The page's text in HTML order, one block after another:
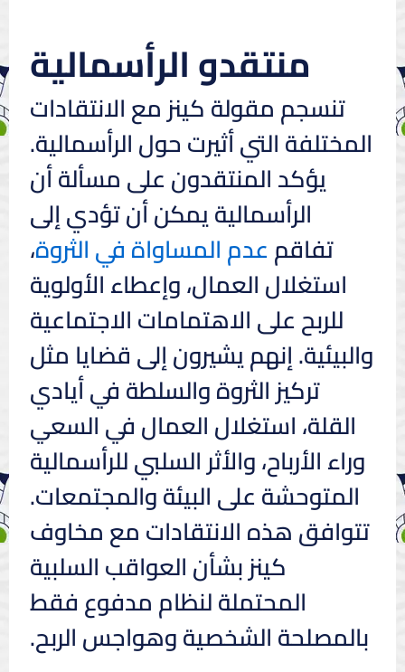
منتقدو الرأسمالية
تنسجم مقولة كينز مع الانتقادات
المختلفة التي أثيرت حول الرأسمالية.
يؤكد المنتقدون على مسألة أن
الرأسمالية يمكن أن تؤدي إلى
تفاقمعدم المساواة في الثروة،
استغلال العمال، وإعطاء الأولوية
للربح على الاهتمامات الاجتماعية
والبيئية. إنهم يشيرون إلى قضايا مثل
تركيز الثروة والسلطة في أيادي
القلة، استغلال العمال في السعي
وراء الأرباح، والأثر السلبي للرأسمالية
المتوحشة على البيئة والمجتمعات.
تتوافق هذه الانتقادات مع مخاوف
كينز بشأن العواقب السلبية
المحتملة لنظام مدفوع فقط
بالمصلحة الشخصية وهواجس الربح.